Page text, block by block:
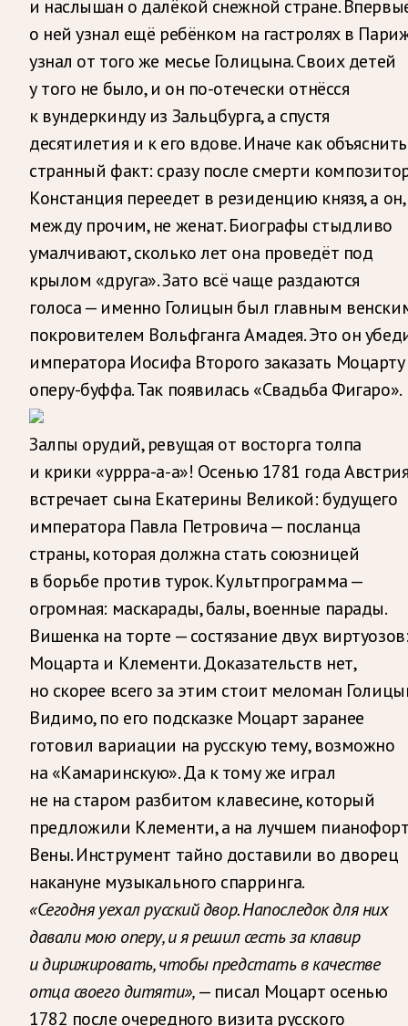
и наслышан о далёкой снежной стране.
о ней узнал ещё ребёнком на гастролях в
узнал от того же месье Голицына. Своих детей
у того не было, и он по-отечески отнёсся
к вундеркинду из Зальцбурга, а спустя
десятилетия и к его вдове. Иначе как объяснить
странный факт: сразу после смерти
Констанция переедет в резиденцию князя, а он,
между прочим, не женат. Биографы стыдливо
умалчивают, сколько лет она проведёт под
крылом «друга». Зато всё чаще раздаются
голоса — именно Голицын был главным
покровителем Вольфганга Амадея. Это он
императора Иосифа Второго заказать Моцарту
оперу-буффа. Так появилась «Свадьба Фигаро».
Залпы орудий, ревущая от восторга толпа
и крики «уррра-а-а»! Осенью 1781 года
встречает сына Екатерины Великой: будущего
императора Павла Петровича — посланца
страны, которая должна стать союзницей
в борьбе против турок. Культпрограмма —
огромная: маскарады, балы, военные парады.
Вишенка на торте — состязание двух
Моцарта и Клементи. Доказательств нет,
но скорее всего за этим стоит меломан
Видимо, по его подсказке Моцарт заранее
готовил вариации на русскую тему, возможно
на «Камаринскую». Да к тому же играл
не на старом разбитом клавесине, который
предложили Клементи, а на лучшем
Вены. Инструмент тайно доставили во дворец
накануне музыкального спарринга.
«Сегодня уехал русский двор. Напоследок для них
давали мою оперу, и я решил сесть за клавир
и дирижировать, чтобы предстать в качестве
отца своего дитяти»,— писал Моцарт осенью
1782 после очередного визита русского